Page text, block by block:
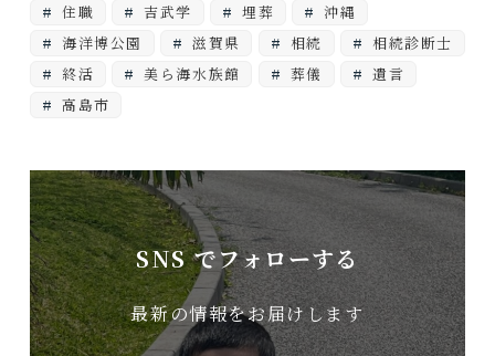
住職 吉武学 埋葬
沖縄
海洋博公園
滋賀県 相続
相続診断士
終活
美ら海水族館 葬儀
遺言
高島市
SNS でフォローする
最新の情報をお届けします